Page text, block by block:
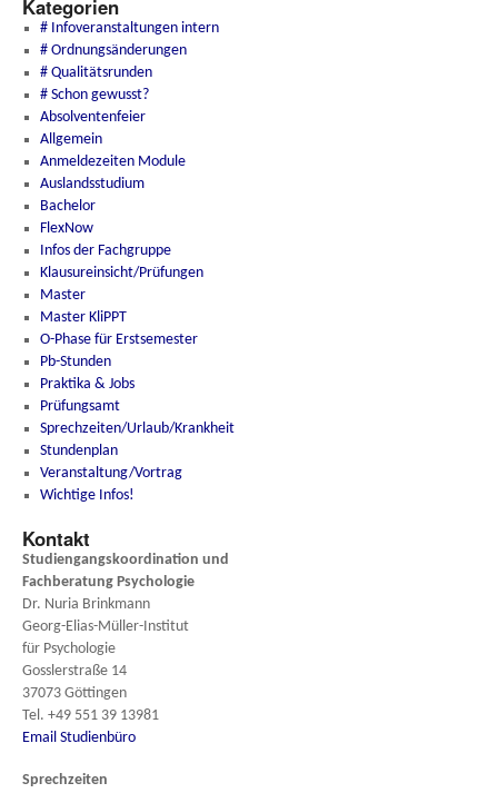
Kategorien
# Infoveranstaltungen intern
# Ordnungsänderungen
# Qualitätsrunden
# Schon gewusst?
Absolventenfeier
Allgemein
Anmeldezeiten Module
Auslandsstudium
Bachelor
FlexNow
Infos der Fachgruppe
Klausureinsicht/Prüfungen
Master
Master KliPPT
O-Phase für Erstsemester
Pb-Stunden
Praktika & Jobs
Prüfungsamt
Sprechzeiten/Urlaub/Krankheit
Stundenplan
Veranstaltung/Vortrag
Wichtige Infos!
Kontakt
Studiengangskoordination und
Fachberatung Psychologie
Dr. Nuria Brinkmann
Georg-Elias-Müller-Institut
für Psychologie
Gosslerstraße 14
37073 Göttingen
Tel. +49 551 39 13981
Email Studienbüro
Sprechzeiten